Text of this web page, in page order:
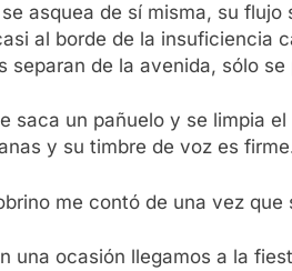
asquea de sí misma, su
al borde de la insuficiencia
separan de la avenida, sólo
saca un pañuelo y se limpia
y su timbre de voz es
me contó de una vez que
una ocasión llegamos a la